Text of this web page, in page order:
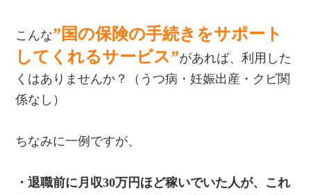
こんな”国の保険の手続きをサポート
してくれるサービス”があれば、利用した
くはありませんか？（うつ病・妊娠出産・クビ関
係なし）
ちなみに一例ですが、
・退職前に月収30万円ほど稼いでいた人が、これ